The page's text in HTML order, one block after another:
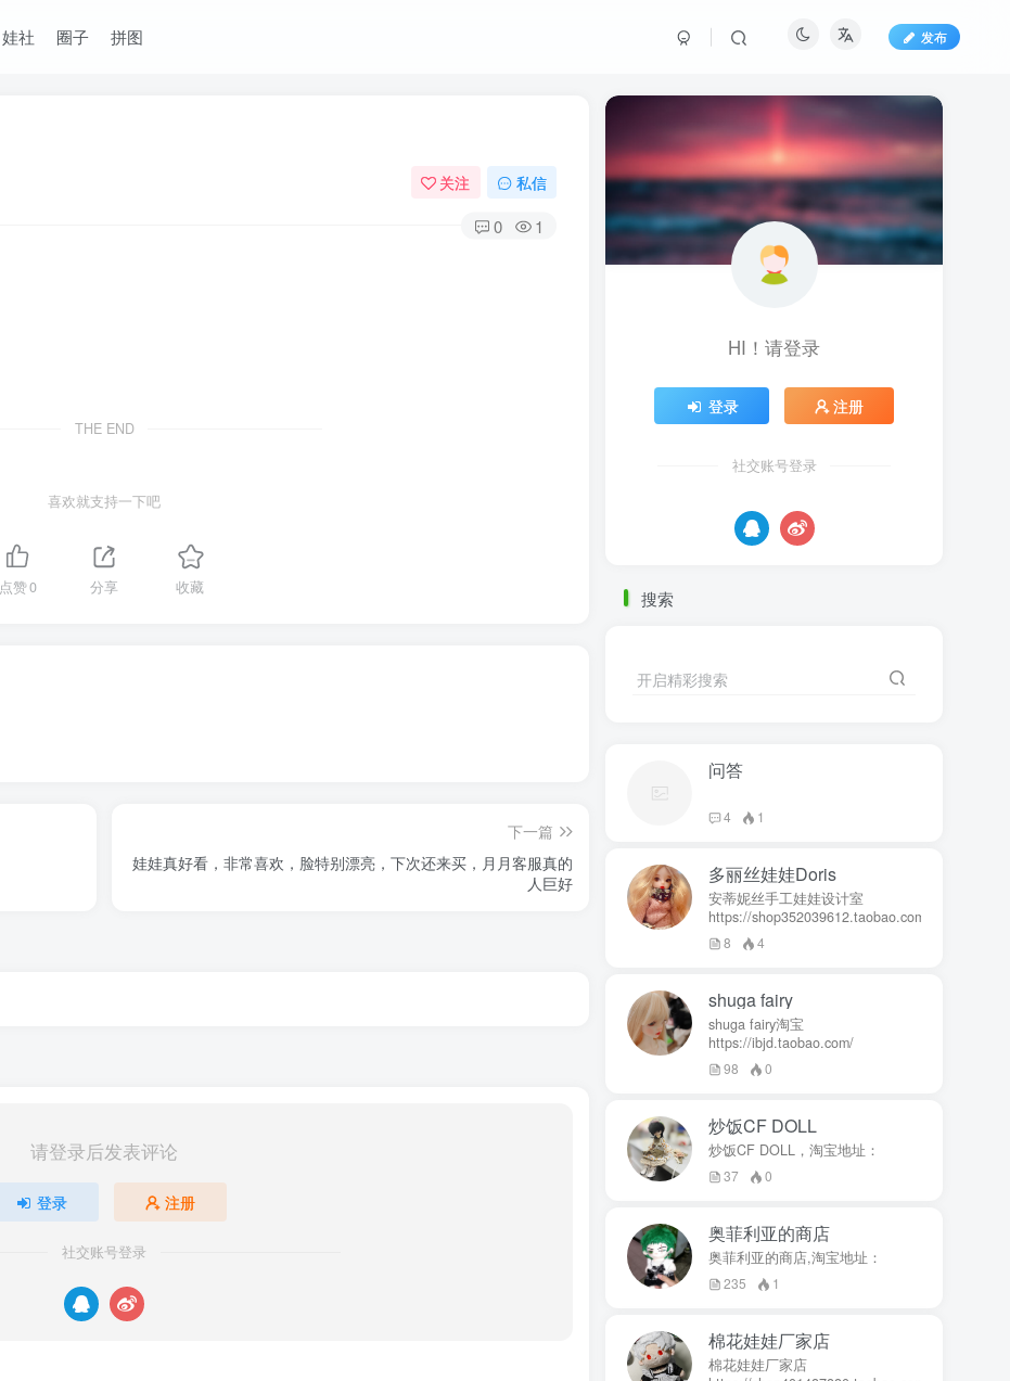
娃社 圈子 拼图 发布
关注 私信
0 1
THE END
喜欢就支持一下吧
点赞0 分享 收藏
下一篇
娃娃真好看，非常喜欢，脸特别漂亮，下次还来买，月月客服真的
人巨好
请登录后发表评论
登录 注册
社交账号登录
HI！请登录
登录 注册
社交账号登录
搜索
开启精彩搜索
问答
4 1
多丽丝娃娃Doris
安蒂妮丝手工娃娃设计室
https://shop352039612.taobao.com
8 4
shuga fairy
shuga fairy淘宝
https://ibjd.taobao.com/
98 0
炒饭CF DOLL
炒饭CF DOLL，淘宝地址：
37 0
奥菲利亚的商店
奥菲利亚的商店,淘宝地址：
235 1
棉花娃娃厂家店
棉花娃娃厂家店